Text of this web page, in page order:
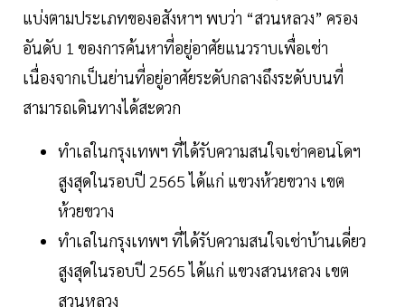
แบ่งตามประเภทของอสังหาฯ พบว่า “สวนหลวง” ครอง
อันดับ 1 ของการค้นหาที่อยู่อาศัยแนวราบเพื่อเช่า
เนื่องจากเป็นย่านที่อยู่อาศัยระดับกลางถึงระดับบนที่
สามารถเดินทางได้สะดวก
ทำเลในกรุงเทพฯ ที่ได้รับความสนใจเช่าคอนโดฯ
สูงสุดในรอบปี 2565 ได้แก่ แขวงห้วยขวาง เขต
ห้วยขวาง
ทำเลในกรุงเทพฯ ที่ได้รับความสนใจเช่าบ้านเดี่ยว
สูงสุดในรอบปี 2565 ได้แก่ แขวงสวนหลวง เขต
สวนหลวง